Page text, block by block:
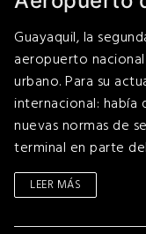
Guayaquil, la
aeropuerto
urbano. Para su
internacional: había
nuevas normas de
terminal en parte
LEER MÁS